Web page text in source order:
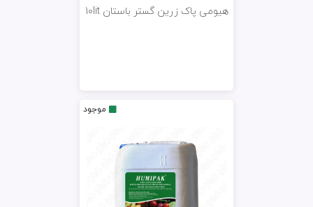
هیومی پاک زرین گستر باستان 10lit
موجود